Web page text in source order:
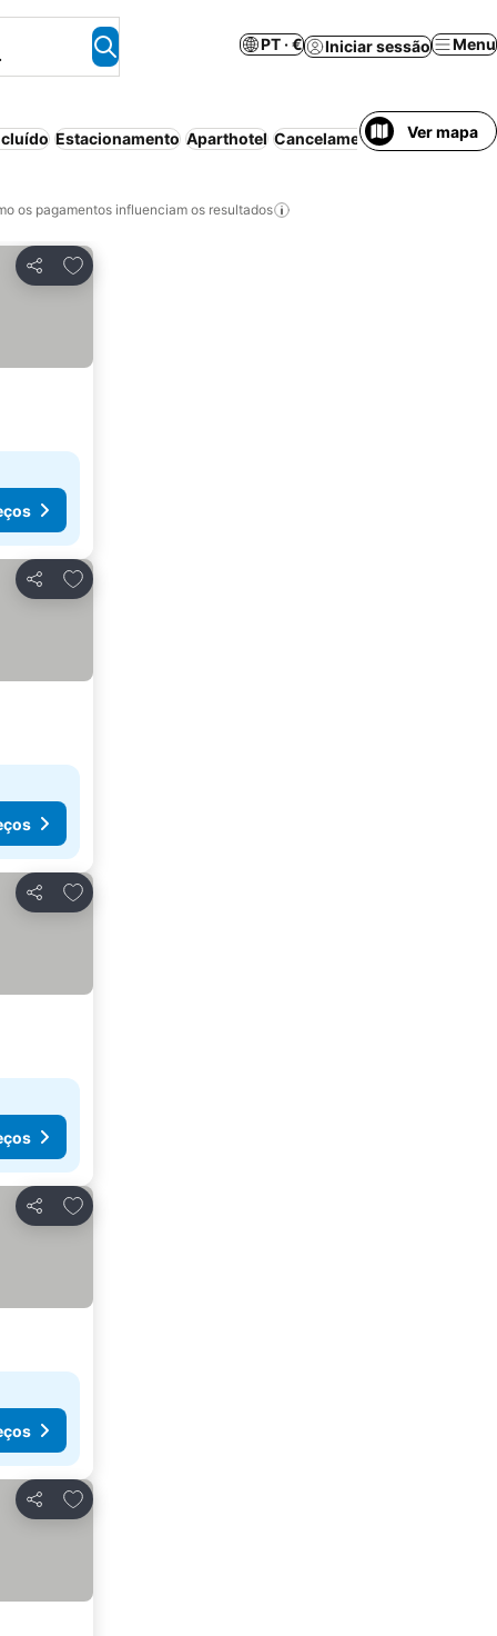
PT · € Iniciar sessão Menu
Estacionamento Aparthotel Cancelamento gratuito
Ver mapa
os pagamentos influenciam os resultados
Partilhar
Adicionar aos favoritos
Partilhar
Adicionar aos favoritos
Partilhar
Adicionar aos favoritos
Partilhar
Adicionar aos favoritos
Partilhar
Adicionar aos favoritos